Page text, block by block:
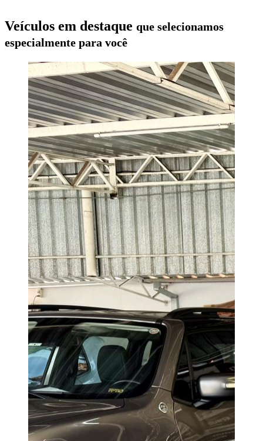
Veículos em destaque que selecionamos
especialmente para você